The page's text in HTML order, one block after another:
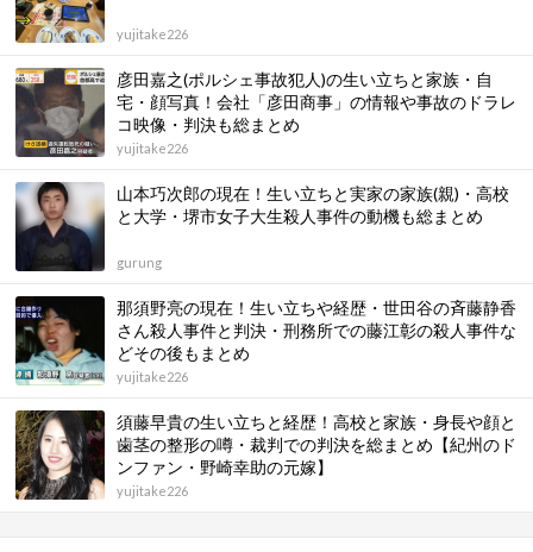
yujitake226
彦田嘉之(ポルシェ事故犯人)の生い立ちと家族・自
宅・顔写真！会社「彦田商事」の情報や事故のドラレ
コ映像・判決も総まとめ
yujitake226
山本巧次郎の現在！生い立ちと実家の家族(親)・高校
と大学・堺市女子大生殺人事件の動機も総まとめ
gurung
那須野亮の現在！生い立ちや経歴・世田谷の斉藤静香
さん殺人事件と判決・刑務所での藤江彰の殺人事件な
どその後もまとめ
yujitake226
須藤早貴の生い立ちと経歴！高校と家族・身長や顔と
歯茎の整形の噂・裁判での判決を総まとめ【紀州のド
ンファン・野崎幸助の元嫁】
yujitake226